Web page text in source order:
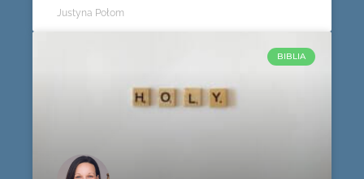
Justyna Połom
BIBLIA